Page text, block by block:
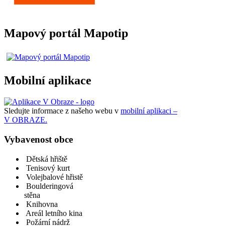
Mapový portál Mapotip
Mobilní aplikace
Sledujte informace z našeho webu v mobilní aplikaci –
V OBRAZE.
Vybavenost obce
Dětská hřiště
Tenisový kurt
Volejbalové hřistě
Boulderingová
stěna
Knihovna
Areál letního kina
Požární nádrž